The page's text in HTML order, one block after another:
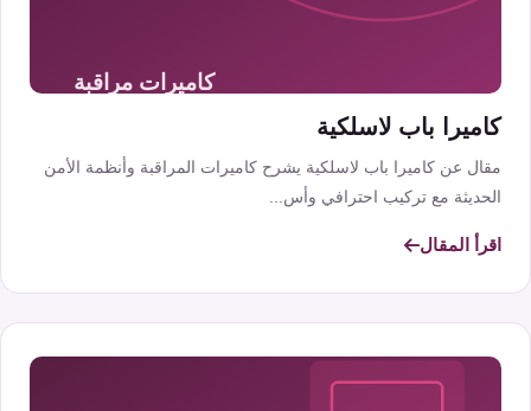
كاميرا باب لاسلكية
مقال عن كاميرا باب لاسلكية يشرح كاميرات المراقبة وأنظمة الأمن
الحديثة مع تركيب احترافي وأس...
اقرأ المقال